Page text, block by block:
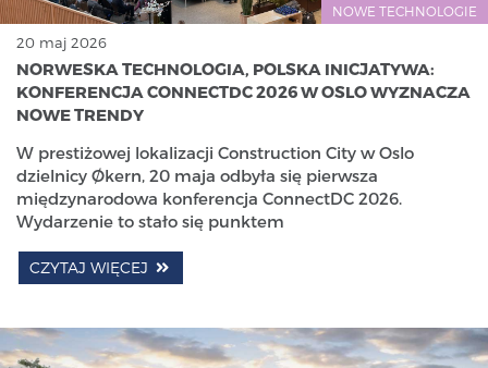
NOWE TECHNOLOGIE
20 maj 2026
NORWESKA TECHNOLOGIA, POLSKA INICJATYWA:
KONFERENCJA CONNECTDC 2026 W OSLO WYZNACZA
NOWE TRENDY
W prestiżowej lokalizacji Construction City w Oslo
dzielnicy Økern, 20 maja odbyła się pierwsza
międzynarodowa konferencja ConnectDC 2026.
Wydarzenie to stało się punktem
CZYTAJ WIĘCEJ